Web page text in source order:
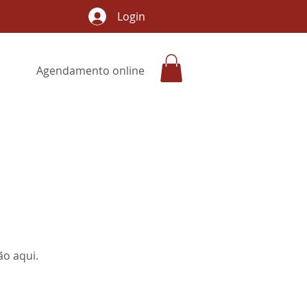
Login
Agendamento online
aqui.